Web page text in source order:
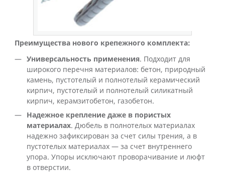
Преимущества нового крепежного комплекта:
Универсальность применения. Подходит для
широкого перечня материалов: бетон, природный
камень, пустотелый и полнотелый керамический
кирпич, пустотелый и полнотелый силикатный
кирпич, керамзитобетон, газобетон.
Надежное креплениедаже в пористых
материалах. Дюбель в полнотелых материалах
надежно зафиксирован за счет силы трения, а в
пустотелых материалах — за счет внутреннего
упора. Упоры исключают проворачивание и люфт
в отверстии.